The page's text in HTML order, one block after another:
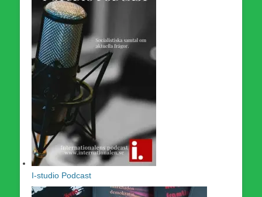
I-studio Podcast